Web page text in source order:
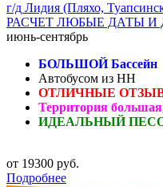
г/д Лидия (Пляхо,
РАСЧЕТ ЛЮБЫЕ ДАТЫ И
июнь-сентябрь
БОЛЬШОЙ Бассейн
Автобусом из НН
ОТЛИЧНЫЕ
Территория
ИДЕАЛЬНЫЙ
от 19300 руб.
Подробнее